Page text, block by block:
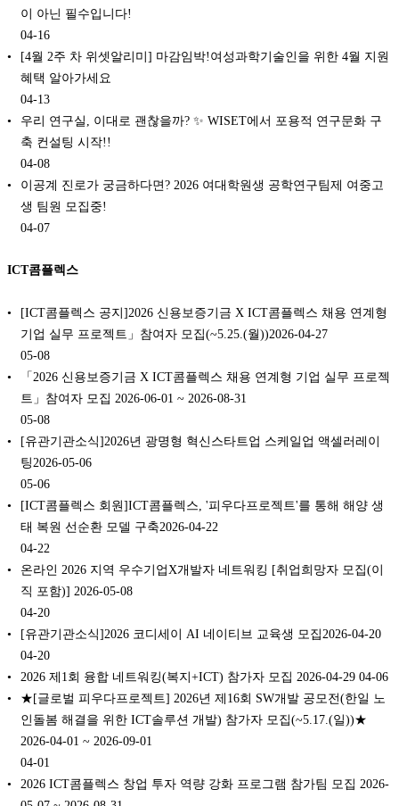
이 아닌 필수입니다!
04-16
[4월 2주 차 위셋알리미] 마감임박!여성과학기술인을 위한 4월 지원
혜택 알아가세요
04-13
우리 연구실, 이대로 괜찮을까? ✨ WISET에서 포용적 연구문화 구
축 컨설팅 시작!!
04-08
이공계 진로가 궁금하다면? 2026 여대학원생 공학연구팀제 여중고
생 팀원 모집중!
04-07
ICT콤플렉스
[ICT콤플렉스 공지]2026 신용보증기금 X ICT콤플렉스 채용 연계형
기업 실무 프로젝트」참여자 모집(~5.25.(월))2026-04-27
05-08
「2026 신용보증기금 X ICT콤플렉스 채용 연계형 기업 실무 프로젝
트」참여자 모집 2026-06-01 ~ 2026-08-31
05-08
[유관기관소식]2026년 광명형 혁신스타트업 스케일업 액셀러레이
팅2026-05-06
05-06
[ICT콤플렉스 회원]ICT콤플렉스, '피우다프로젝트'를 통해 해양 생
태 복원 선순환 모델 구축2026-04-22
04-22
온라인 2026 지역 우수기업X개발자 네트워킹 [취업희망자 모집(이
직 포함)] 2026-05-08
04-20
[유관기관소식]2026 코디세이 AI 네이티브 교육생 모집2026-04-20
04-20
2026 제1회 융합 네트워킹(복지+ICT) 참가자 모집 2026-04-29 04-06
★[글로벌 피우다프로젝트] 2026년 제16회 SW개발 공모전(한일 노
인돌봄 해결을 위한 ICT솔루션 개발) 참가자 모집(~5.17.(일))★
2026-04-01 ~ 2026-09-01
04-01
2026 ICT콤플렉스 창업 투자 역량 강화 프로그램 참가팀 모집 2026-